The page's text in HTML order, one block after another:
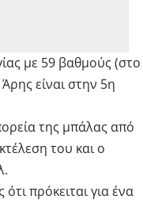
με 59 βαθμούς (στο
είναι στην 5η
της μπάλας από
του και ο
πρόκειται για ένα